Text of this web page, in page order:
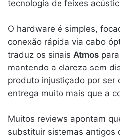
tecnologia de feixes
O hardware é simples,
conexão rápida via cabo
traduz os sinais Atmos
mantendo a clareza sem
produto injustiçado por ser
entrega muito mais que a
Muitos reviews apontam
substituir sistemas antigos